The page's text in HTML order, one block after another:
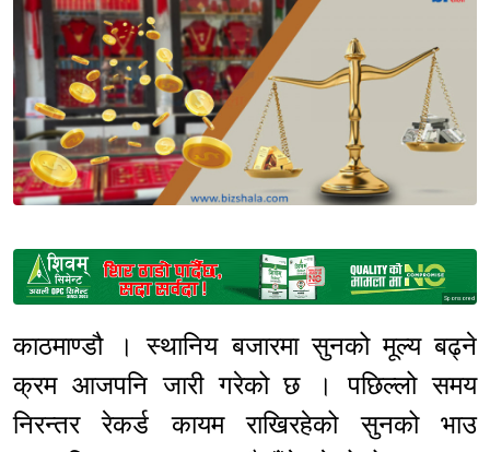
Sponsored
काठमाण्डौ । स्थानिय बजारमा सुनको मूल्य बढ्ने
क्रम आजपनि जारी गरेको छ । पछिल्लो समय
निरन्तर रेकर्ड कायम राखिरहेको सुनको भाउ